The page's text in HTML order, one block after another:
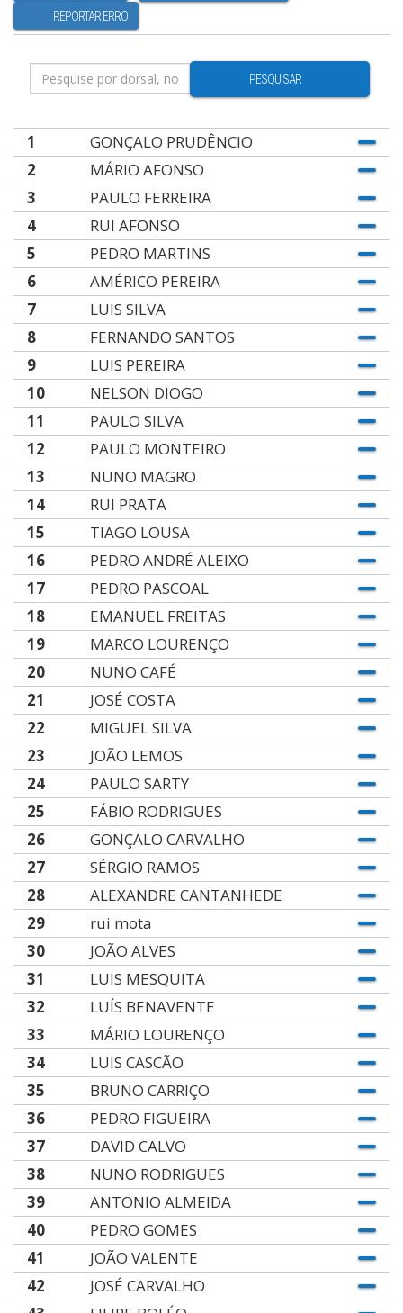
REPORTAR ERRO
PESQUISAR
1
GONÇALO PRUDÊNCIO
2
MÁRIO AFONSO
3
PAULO FERREIRA
4
RUI AFONSO
5
PEDRO MARTINS
6
AMÉRICO PEREIRA
7
LUIS SILVA
8
FERNANDO SANTOS
9
LUIS PEREIRA
10
NELSON DIOGO
11
PAULO SILVA
12
PAULO MONTEIRO
13
NUNO MAGRO
14
RUI PRATA
15
TIAGO LOUSA
16
PEDRO ANDRÉ ALEIXO
17
PEDRO PASCOAL
18
EMANUEL FREITAS
19
MARCO LOURENÇO
20
NUNO CAFÉ
21
JOSÉ COSTA
22
MIGUEL SILVA
23
JOÃO LEMOS
24
PAULO SARTY
25
FÁBIO RODRIGUES
26
GONÇALO CARVALHO
27
SÉRGIO RAMOS
28
ALEXANDRE CANTANHEDE
29
rui mota
30
JOÃO ALVES
31
LUIS MESQUITA
32
LUÍS BENAVENTE
33
MÁRIO LOURENÇO
34
LUIS CASCÃO
35
BRUNO CARRIÇO
36
PEDRO FIGUEIRA
37
DAVID CALVO
38
NUNO RODRIGUES
39
ANTONIO ALMEIDA
40
PEDRO GOMES
41
JOÃO VALENTE
42
JOSÉ CARVALHO